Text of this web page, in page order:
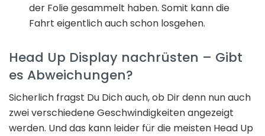
der Folie gesammelt haben. Somit kann die
Fahrt eigentlich auch schon losgehen.
Head Up Display nachrüsten – Gibt
es Abweichungen?
Sicherlich fragst Du Dich auch, ob Dir denn nun auch
zwei verschiedene Geschwindigkeiten angezeigt
werden. Und das kann leider für die meisten Head Up